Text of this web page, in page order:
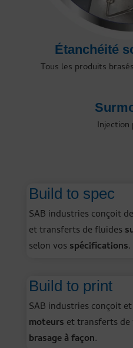
Étanchéité
Tous les produits
Injection
Build to spec
SAB industries conçoit
et transferts de fluides
selon vosspécifications.
Build to print
SAB industries conçoit
moteurs et transferts
brasage à façon.